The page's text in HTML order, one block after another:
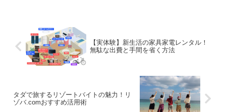
【実体験】新生活の家具家電レンタル！
無駄な出費と手間を省く方法
タダで旅するリゾートバイトの魅力！リ
ゾバ.comおすすめ活用術